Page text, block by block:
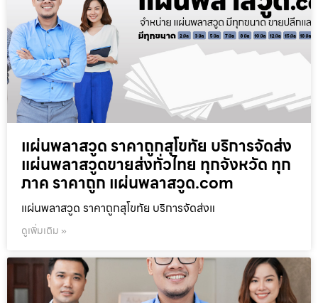
แผ่นพลาสวูด ราคาถูกสุโขทัย บริการจัดส่ง
แผ่นพลาสวูดขายส่งทั่วไทย ทุกจังหวัด ทุก
ภาค ราคาถูก แผ่นพลาสวูด.com
แผ่นพลาสวูด ราคาถูกสุโขทัย บริการจัดส่งแ
ดูเพิ่มเติม »